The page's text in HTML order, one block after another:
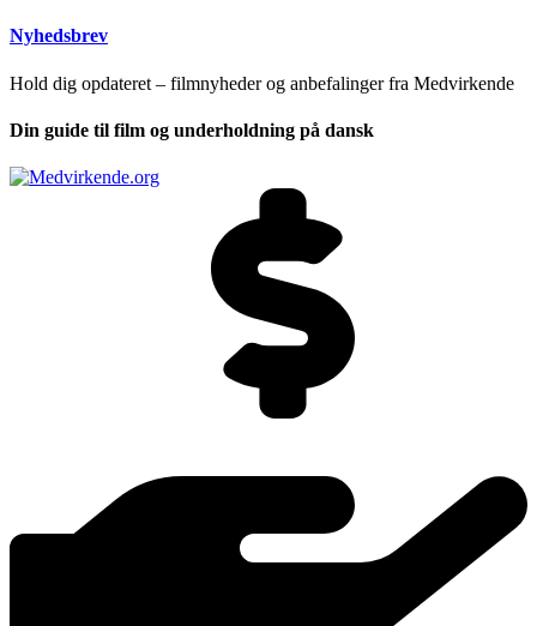
Nyhedsbrev
Hold dig opdateret – filmnyheder og anbefalinger fra Medvirkende
Din guide til film og underholdning på dansk